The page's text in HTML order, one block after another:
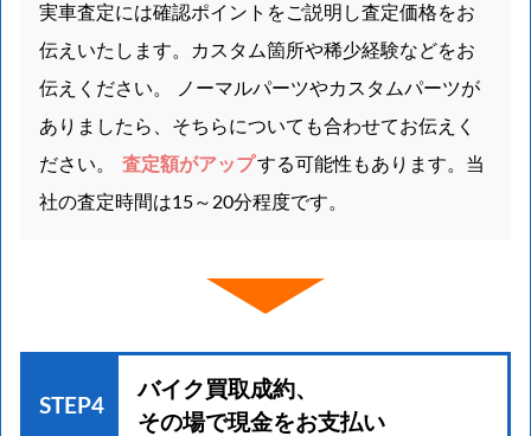
実車査定には確認ポイントをご説明し査定価格をお
伝えいたします。カスタム箇所や稀少経験などをお
伝えください。 ノーマルパーツやカスタムパーツが
ありましたら、そちらについても合わせてお伝えく
ださい。
査定額がアップする可能性もあります。当
社の査定時間は15～20分程度です。
STEP4
バイク買取成約、
その場で現金をお支払い